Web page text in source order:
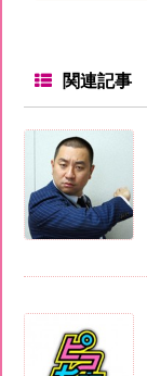
関連記事